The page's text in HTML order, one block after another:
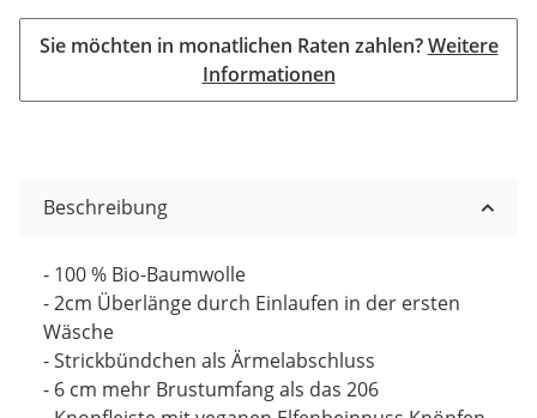
Sie möchten in monatlichen Raten zahlen?Weitere
Informationen
Beschreibung
- 100 % Bio-Baumwolle
-2cm Überlänge durch Einlaufen in der ersten
Wäsche
- Strickbündchen als Ärmelabschluss
- 6 cm mehr Brustumfang als das 206